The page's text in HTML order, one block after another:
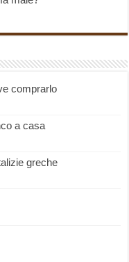
comprarlo
a casa
greche